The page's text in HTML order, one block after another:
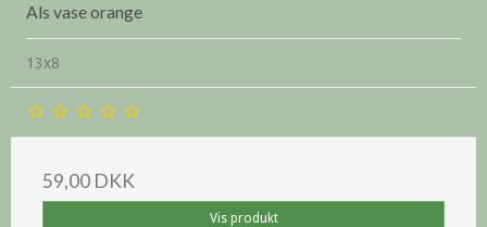
Als vase orange
13x8
59,00 DKK
Vis produkt